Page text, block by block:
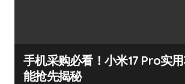
手机采购必看！小米17 Pro实
能抢先揭秘